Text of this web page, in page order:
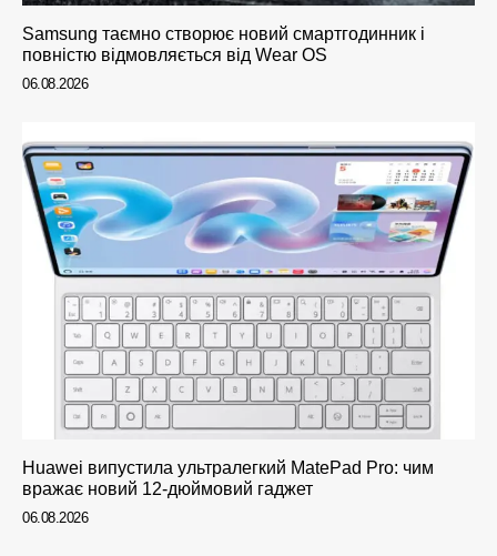
Samsung таємно створює новий смартгодинник і
повністю відмовляється від Wear OS
06.08.2026
Huawei випустила ультралегкий MatePad Pro: чим
вражає новий 12-дюймовий гаджет
06.08.2026